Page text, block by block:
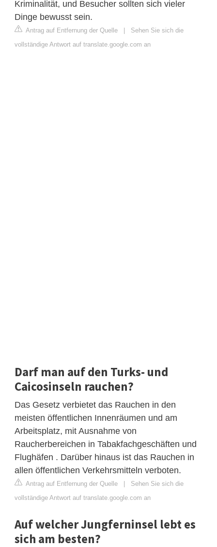
Kriminalität, und Besucher sollten sich vieler
Dinge bewusst sein.
Antrag auf Entfernung der Quelle | Sehen Sie sich die
vollständige Antwort auf translate.google.com an
Darf man auf den Turks- und
Caicosinseln rauchen?
Das Gesetz verbietet das Rauchen in den
meisten öffentlichen Innenräumen und am
Arbeitsplatz, mit Ausnahme von
Raucherbereichen in Tabakfachgeschäften und
Flughäfen . Darüber hinaus ist das Rauchen in
allen öffentlichen Verkehrsmitteln verboten.
Antrag auf Entfernung der Quelle | Sehen Sie sich die
vollständige Antwort auf translate.google.com an
Auf welcher Jungferninsel lebt es
sich am besten?